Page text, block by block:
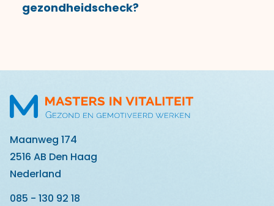
gezondheidscheck?
Maanweg 174
2516 AB Den Haag
Nederland
085 - 130 92 18